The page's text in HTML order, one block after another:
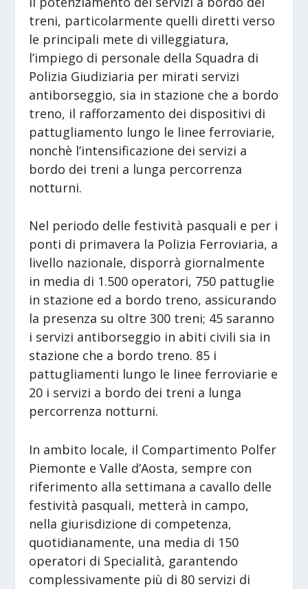
treni, particolarmente quelli diretti verso
le principali mete di villeggiatura,
l’impiego di personale della Squadra di
Polizia Giudiziaria per mirati servizi
antiborseggio, sia in stazione che a bordo
treno, il rafforzamento dei dispositivi di
pattugliamento lungo le linee ferroviarie,
nonchè l’intensificazione dei servizi a
bordo dei treni a lunga percorrenza
notturni.
Nel periodo delle festività pasquali e per i
ponti di primavera la Polizia Ferroviaria, a
livello nazionale, disporrà giornalmente
in media di 1.500 operatori, 750 pattuglie
in stazione ed a bordo treno, assicurando
la presenza su oltre 300 treni; 45 saranno
i servizi antiborseggio in abiti civili sia in
stazione che a bordo treno. 85 i
pattugliamenti lungo le linee ferroviarie e
20 i servizi a bordo dei treni a lunga
percorrenza notturni.
In ambito locale, il Compartimento Polfer
Piemonte e Valle d’Aosta, sempre con
riferimento alla settimana a cavallo delle
festività pasquali, metterà in campo,
nella giurisdizione di competenza,
quotidianamente, una media di 150
operatori di Specialità, garantendo
complessivamente più di 80 servizi di